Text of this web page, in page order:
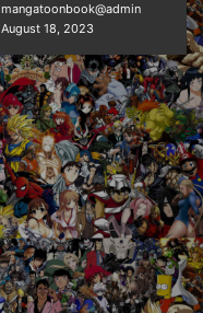
mangatoonbook@admin
August 18, 2023